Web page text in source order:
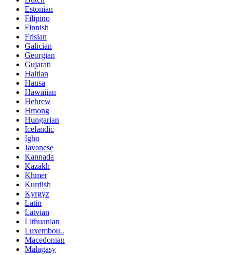
Estonian
Filipino
Finnish
Frisian
Galician
Georgian
Gujarati
Haitian
Hausa
Hawaiian
Hebrew
Hmong
Hungarian
Icelandic
Igbo
Javanese
Kannada
Kazakh
Khmer
Kurdish
Kyrgyz
Latin
Latvian
Lithuanian
Luxembou..
Macedonian
Malagasy